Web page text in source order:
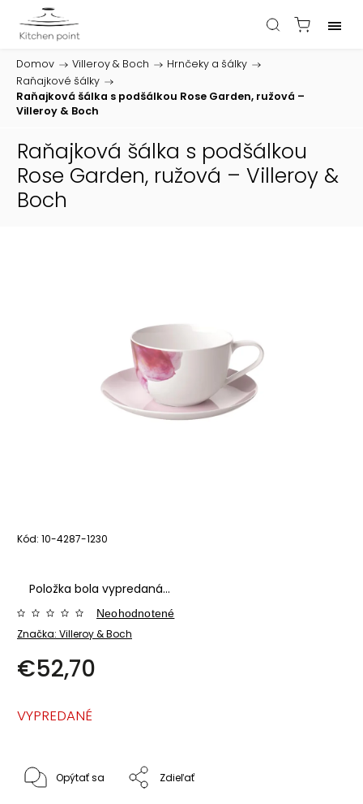
Domov / Villeroy & Boch / Hrnčeky a šálky /
Raňajkové šálky /
Raňajková šálka s podšálkou Rose Garden, ružová –
Villeroy & Boch
Raňajková šálka s podšálkou
Rose Garden, ružová – Villeroy &
Boch
Kód: 10-4287-1230
Položka bola vypredaná…
Značka: Villeroy & Boch
Neohodnotené
€52,70
VYPREDANÉ
Opýtať sa Zdieľať